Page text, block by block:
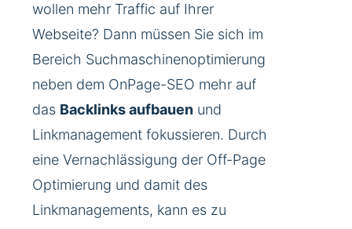
wollen mehr Traffic auf Ihrer
Webseite? Dann müssen Sie sich im
Bereich Suchmaschinenoptimierung
neben dem OnPage-SEO mehr auf
das Backlinks aufbauen und
Linkmanagement fokussieren. Durch
eine Vernachlässigung der Off-Page
Optimierung und damit des
Linkmanagements, kann es zu